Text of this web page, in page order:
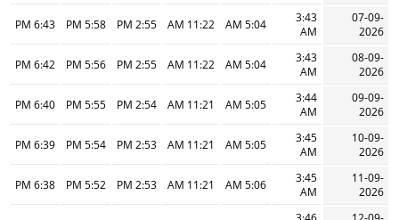
07-09-
2026
3:43
AM
5:04 AM
11:22 AM
2:55 PM
5:58 PM
6:43 PM
08-09-
2026
3:43
AM
5:04 AM
11:22 AM
2:55 PM
5:56 PM
6:42 PM
09-09-
2026
3:44
AM
5:05 AM
11:21 AM
2:54 PM
5:55 PM
6:40 PM
10-09-
2026
3:45
AM
5:05 AM
11:21 AM
2:53 PM
5:54 PM
6:39 PM
11-09-
2026
3:45
AM
5:06 AM
11:21 AM
2:53 PM
5:52 PM
6:38 PM